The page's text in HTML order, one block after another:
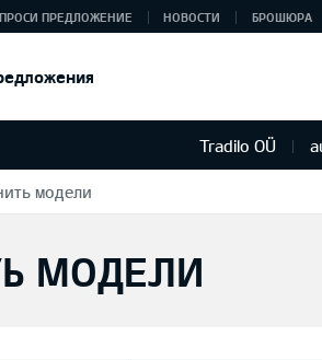
ПРЕДЛОЖЕНИЕ НОВОСТИ БРОШЮРА
Tradilo OÜ
модели
МОДЕЛИ